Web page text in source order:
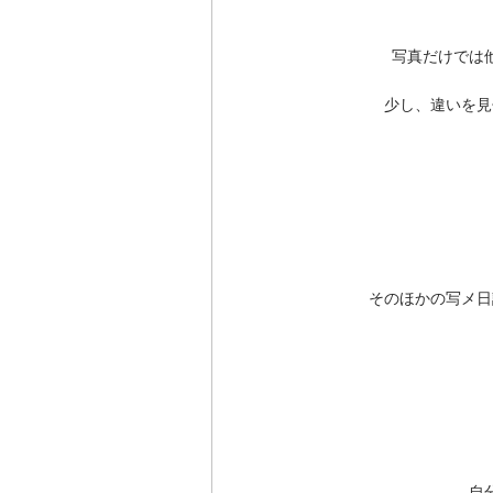
写真だけでは
少し、違いを
そのほかの写メ